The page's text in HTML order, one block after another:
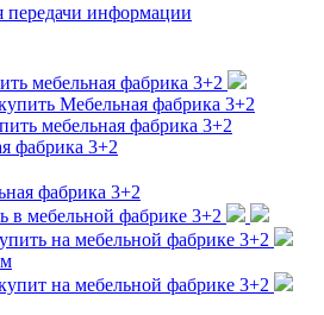
передачи информации